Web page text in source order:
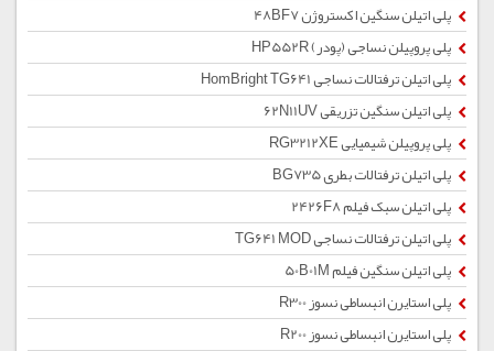
پلی اتیلن سنگین اکستروژن 48BF7
پلی پروپیلن نساجی (پودر) HP552R
پلی اتیلن ترفتالات نساجی HomBright TG641
پلی اتیلن سنگین تزریقی 62N11UV
پلی پروپیلن شیمیایی RG3212XE
پلی اتیلن ترفتالات بطری BG735
پلی اتیلن سبک فیلم 2426F8
پلی اتیلن ترفتالات نساجی TG641 MOD
پلی اتیلن سنگین فیلم 50B01M
پلی استایرن انبساطی نسوز R300
پلی استایرن انبساطی نسوز R200